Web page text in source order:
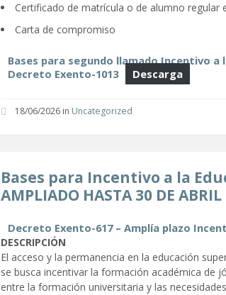
Certificado de matrícula o de alumno regular
Carta de compromiso
Bases para segundo llamado Incentivo a
Decreto Exento-1013
Descarga
18/06/2026in Uncategorized
Bases para Incentivo a la
AMPLIADO HASTA 30 DE ABRIL
Decreto Exento-617 – Amplía plazo
DESCRIPCIÓN
El acceso y la permanencia en la educación
se busca incentivar la formación académica de
entre la formación universitaria y las